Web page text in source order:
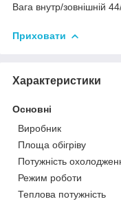
Вага внутр/зовнішній
Приховати
Характеристики
Основні
Виробник
Площа обігріву
Потужність
Режим роботи
Теплова потужність